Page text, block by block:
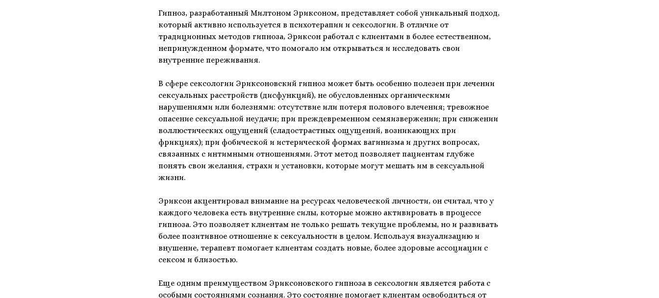
Гипноз, разработанный Милтоном Эриксоном, представляет собой уникальный подход,
который активно используется в психотерапии и сексологии. В отличие от
традиционных методов гипноза, Эриксон работал с клиентами в более естественном,
непринужденном формате, что помогало им открываться и исследовать свои
внутренние переживания.
В сфере сексологии Эриксоновский гипноз может быть особенно полезен при лечении
сексуальных расстройств (дисфункций), не обусловленных органическими
нарушениями или болезнями: отсутствие или потеря полового влечения; тревожное
опасение сексуальной неудачи; при преждевременном семяизвержении; при снижении
воллюстических ощущений (сладострастных ощущений, возникающих при
фрикциях); при фобической и истерической формах вагинизма и других вопросах,
связанных с интимными отношениями. Этот метод позволяет пациентам глубже
понять свои желания, страхи и установки, которые могут мешать им в сексуальной
жизни.
Эриксон акцентировал внимание на ресурсах человеческой личности, он считал, что у
каждого человека есть внутренние силы, которые можно активировать в процессе
гипноза. Это позволяет клиентам не только решать текущие проблемы, но и развивать
более позитивное отношение к сексуальности в целом. Используя визуализацию и
внушение, терапевт помогает клиентам создать новые, более здоровые ассоциации с
сексом и близостью.
Еще одним преимуществом Эриксоновского гипноза в сексологии является работа с
особыми состояниями сознания. Это состояние помогает клиентам освободиться от